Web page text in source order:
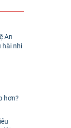
An
hài nhi
hơn?